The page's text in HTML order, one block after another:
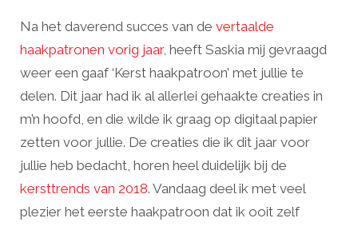
Na het daverend succes van de vertaalde
haakpatronen vorig jaar, heeft Saskia mij gevraagd
weer een gaaf ‘Kerst haakpatroon’ met jullie te
delen. Dit jaar had ik al allerlei gehaakte creaties in
m’n hoofd, en die wilde ik graag op digitaal papier
zetten voor jullie. De creaties die ik dit jaar voor
jullie heb bedacht, horen heel duidelijk bij de
kersttrends van 2018. Vandaag deel ik met veel
plezier het eerste haakpatroon dat ik ooit zelf